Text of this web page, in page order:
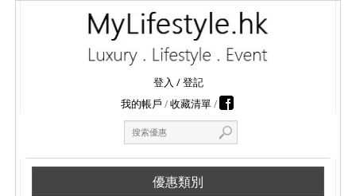
登入 /登記
我的帳戶
收藏清單
優惠類別